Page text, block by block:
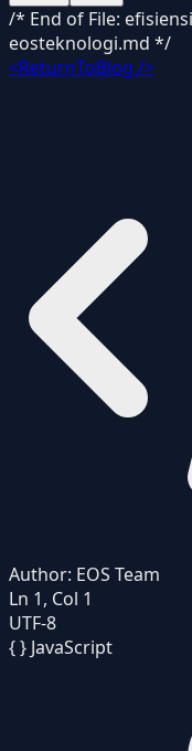
/* End of File:
eosteknologi.md */
<ReturnToBlog />
Author: EOS Team
Ln 1, Col 1
UTF-8
{ } JavaScript